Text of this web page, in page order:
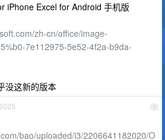
iPhone Excel for Android 手机版
zh-cn/office/image-
7e112975-5e52-4f2a-b9da-
没这新的版本
5
bao/uploaded/i3/2206641182020/O